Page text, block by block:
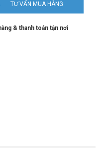
TƯ VẤN MUA HÀNG
& thanh toán tận nơi